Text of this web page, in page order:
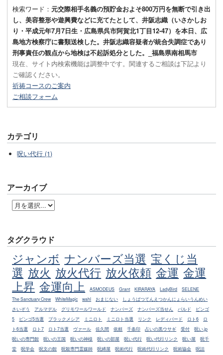
検索ワード： 元交際相手名義の預貯金およそ800万円を無断で引き出
し、美容整形や遊興費などに充てたとして、井阪志織（いさかしお
り・平成元年7月7日生・広島県呉市阿賀北1丁目12-47）を本日、広
島地方検察庁に書類送検した。井阪志織容疑者が統合失調症であり
刑事責任の観点から地検は不起訴処分とした。_福島県南相馬市
現在、サイト内検索機能は調整中です。関連するご相談は下記より
ご確認ください。
祈祷コースのご案内
ご相談フォーム
カテゴリ
呪い代行 (1)
アーカイブ
タグクラウド
ジャンボ ナンバーズ当選 宝くじ当
選 放火 放火代行 放火依頼 金運 金運
上昇 金運向上 ASMODEUS Grant KIRARAYA LadyBird
SELENE
The Sanctuary Crew
WhiteMagic wahl おまじない
しょうばつてんえつかんにょらいうんめい
さいぞう
アルマデル グリモワールワールド ナンバーズ ナンバーズ当せん バルド
ビンゴ
5
ビンゴ5当選 ブラックメシア ミニロト ミニロト当選 リンク レディバード ロト6
ロ
ト6当選
ロト7 ロト7当選 ヴァール 佐久間 依頼 千条印 占いの黒ウサギ 受付
呪い.jp
呪いの専門館
呪いの王国 呪いの神様 呪いの部屋 呪い代行 呪い代行リンク 呪い屋
呪千
堂
呪学会 呪文の館 呪殺専門霊媒師 呪縛屋 呪術代行 呪術代行リンク 呪術協会
呪詛